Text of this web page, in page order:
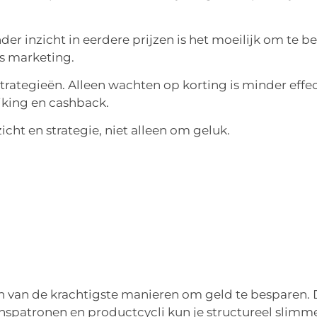
inzicht in eerdere prijzen is het moeilijk om te
marketing.
Alleen wachten op korting is minder
en cashback.
en strategie, niet alleen om geluk.
de krachtigste manieren om geld te besparen.
en productcycli kun je structureel